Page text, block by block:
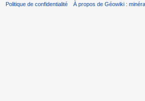
Politique de confidentialité À propos de Géowiki :